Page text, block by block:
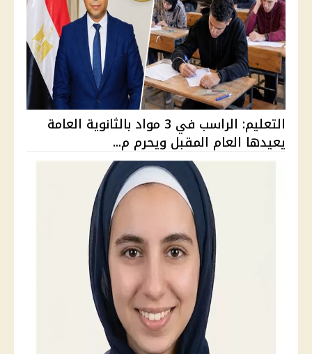
التعليم: الراسب في 3 مواد بالثانوية العامة
يعيدها العام المقبل ويحرم م...